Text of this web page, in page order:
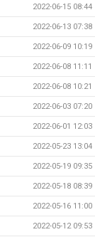
2022-06-15 08:44
2022-06-13 07:38
2022-06-09 10:19
2022-06-08 11:11
2022-06-08 10:21
2022-06-03 07:20
2022-06-01 12:03
2022-05-23 13:04
2022-05-19 09:35
2022-05-18 08:39
2022-05-16 11:00
2022-05-12 09:53